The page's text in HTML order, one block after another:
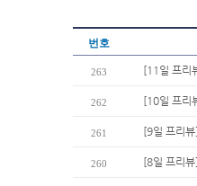
번호
263 [11일 프리
262 [10일 프리
261 [9일 프리
260 [8일 프리